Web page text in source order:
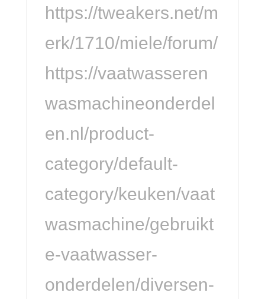
https://tweakers.net/m
erk/1710/miele/forum/
https://vaatwasseren
wasmachineonderdel
en.nl/product-
category/default-
category/keuken/vaat
wasmachine/gebruikt
e-vaatwasser-
onderdelen/diversen-